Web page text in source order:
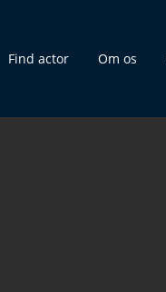
Find actor Om os